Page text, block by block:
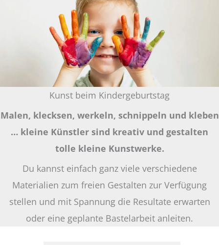
Kunst beim Kindergeburtstag
Malen, klecksen, werkeln, schnippeln und kleben
… kleine Künstler sind kreativ und gestalten
tolle kleine Kunstwerke.
Du kannst einfach ganz viele verschiedene
Materialien zum freien Gestalten zur Verfügung
stellen und mit Spannung die Resultate erwarten
oder eine geplante Bastelarbeit anleiten.